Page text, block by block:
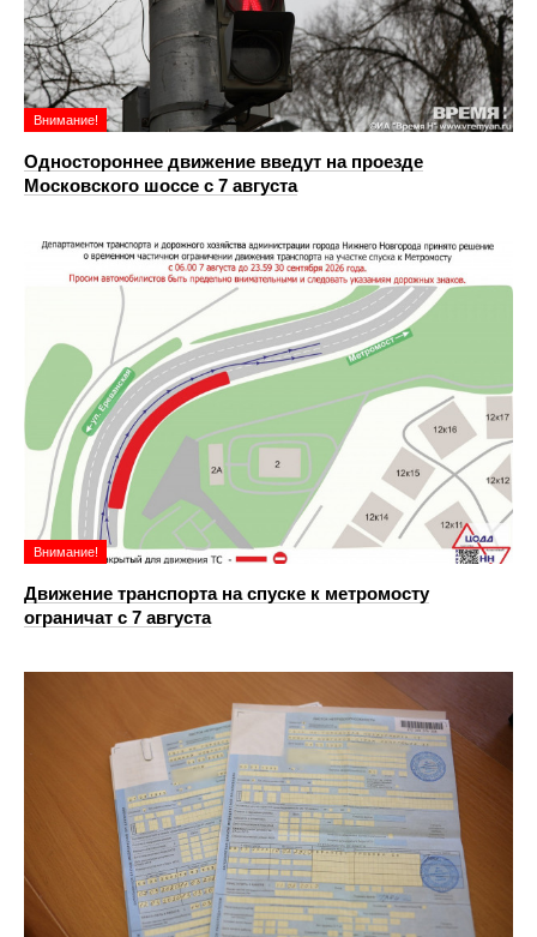
Внимание!
Одностороннее движение введут на проезде
Московского шоссе с 7 августа
Внимание!
Движение транспорта на спуске к метромосту
ограничат с 7 августа